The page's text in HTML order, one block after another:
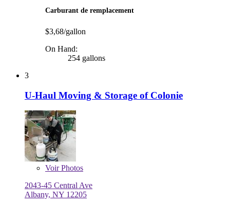
Carburant de remplacement
$3,68/gallon
On Hand:
254 gallons
3
U-Haul Moving & Storage of Colonie
VoirPhotos
2043-45 Central Ave
Albany, NY 12205